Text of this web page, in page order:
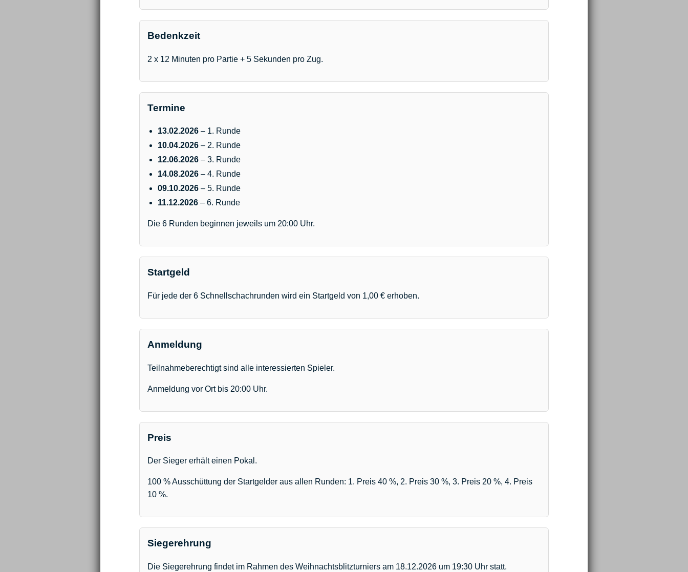
Bedenkzeit
2 x 12 Minuten pro Partie + 5 Sekunden pro Zug.
Termine
13.02.2026 – 1. Runde
10.04.2026 – 2. Runde
12.06.2026 – 3. Runde
14.08.2026 – 4. Runde
09.10.2026 – 5. Runde
11.12.2026 – 6. Runde
Die 6 Runden beginnen jeweils um 20:00 Uhr.
Startgeld
Für jede der 6 Schnellschachrunden wird ein Startgeld von 1,00 € erhoben.
Anmeldung
Teilnahmeberechtigt sind alle interessierten Spieler.
Anmeldung vor Ort bis 20:00 Uhr.
Preis
Der Sieger erhält einen Pokal.
100 % Ausschüttung der Startgelder aus allen Runden: 1. Preis 40 %, 2. Preis 30 %, 3. Preis 20 %, 4. Preis
10 %.
Siegerehrung
Die Siegerehrung findet im Rahmen des Weihnachtsblitzturniers am 18.12.2026 um 19:30 Uhr statt.